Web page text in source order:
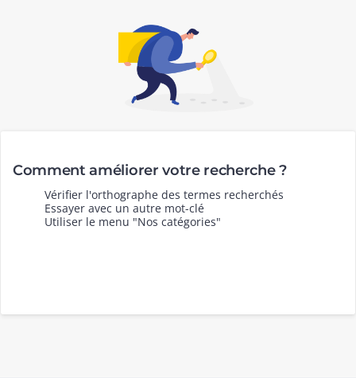
Comment améliorer votre recherche ?
Vérifier l'orthographe des termes recherchés
Essayer avec un autre mot-clé
Utiliser le menu "Nos catégories"